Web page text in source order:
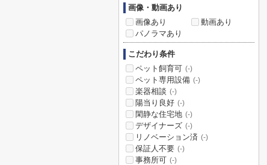
画像・動画あり
画像あり
動画あり
パノラマあり
こだわり条件
ペット飼育可 (-)
ペット専用設備 (-)
楽器相談 (-)
陽当り良好 (-)
閑静な住宅地 (-)
デザイナーズ (-)
リノベーション済 (-)
保証人不要 (-)
事務所可 (-)